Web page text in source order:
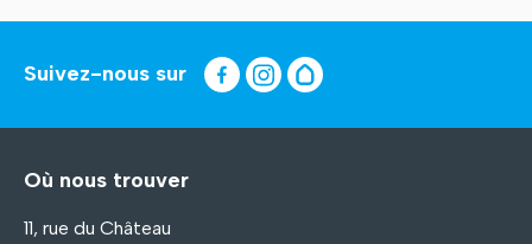
Suivez-nous sur
Où nous trouver
11, rue du Château